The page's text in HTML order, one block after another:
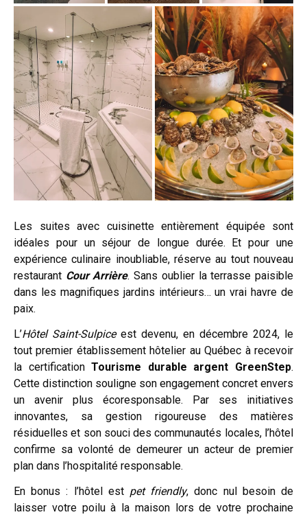
Les suites avec cuisinette entièrement équipée sont
idéales pour un séjour de longue durée. Et pour une
expérience culinaire inoubliable, réserve au tout nouveau
restaurant Cour Arrière. Sans oublier la terrasse paisible
dans les magnifiques jardins intérieurs… un vrai havre de
paix.
L’Hôtel Saint-Sulpiceest devenu, en décembre 2024, le
tout premier établissement hôtelier au Québec à recevoir
la certificationTourisme durable argent GreenStep.
Cette distinction souligne son engagement concret envers
un avenir plus écoresponsable. Par ses initiatives
innovantes, sa gestion rigoureuse des matières
résiduelles et son souci des communautés locales, l’hôtel
confirme sa volonté de demeurer un acteur de premier
plan dans l’hospitalité responsable.
En bonus : l’hôtel est pet friendly, donc nul besoin de
laisser votre poilu à la maison lors de votre prochaine